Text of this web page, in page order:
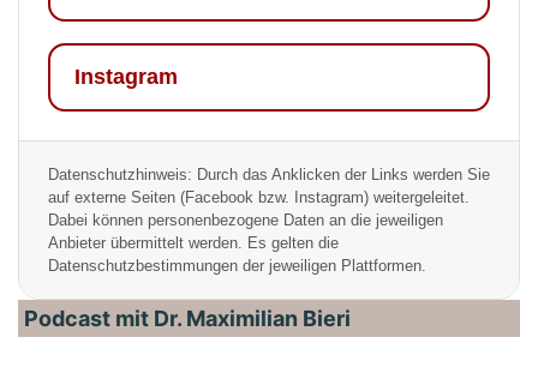
Instagram
Datenschutzhinweis: Durch das Anklicken der Links werden Sie
auf externe Seiten (Facebook bzw. Instagram) weitergeleitet.
Dabei können personenbezogene Daten an die jeweiligen
Anbieter übermittelt werden. Es gelten die
Datenschutzbestimmungen der jeweiligen Plattformen.
Podcast mit Dr. Maximilian Bieri